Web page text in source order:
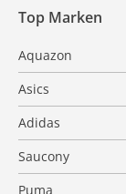
Top Marken
Aquazon
Asics
Adidas
Saucony
Puma